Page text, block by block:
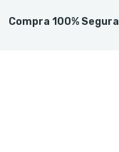
Compra 100% Segura